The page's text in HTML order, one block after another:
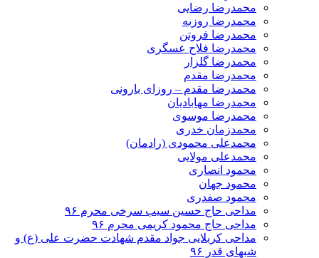
محمدرضا رضایی
محمدرضا روزبه
محمدرضا فروتن
محمدرضا فلاح عسگری
محمدرضا گلزار
محمدرضا مقدم
محمدرضا مقدم – روزای بارونی
محمدرضا مهابادیان
محمدرضا موسوی
محمدزمان خدری
محمدعلی محمودی (رادمان)
محمدعلی مولایی
محمود انصاری
محمود جهان
محمود صفدری
مداحی حاج حسین سیب سرخی محرم ۹۶
مداحی حاج محمود کریمی محرم ۹۶
مداحی کربلایی جواد مقدم شهادت حضرت علی (ع) و
شبهای قدر ۹۶